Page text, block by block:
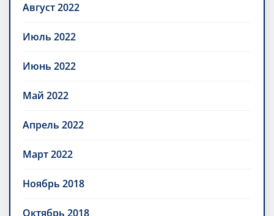
Август 2022
Июль 2022
Июнь 2022
Май 2022
Апрель 2022
Март 2022
Ноябрь 2018
Октябрь 2018